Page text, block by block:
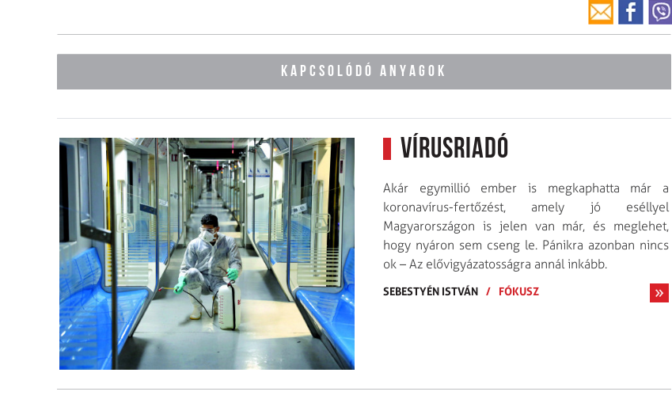
KAPCSOLÓDÓ ANYAGOK
Vírusriadó
Akár egymillió ember is megkaphatta már a
koronavírus-fertőzést, amely jó eséllyel
Magyarországon is jelen van már, és meglehet,
hogy nyáron sem cseng le. Pánikra azonban nincs
ok – Az elővigyázatosságra annál inkább.
SEBESTYÉN ISTVÁN / FÓKUSZ